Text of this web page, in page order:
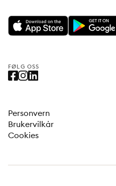
FØLG OSS
Personvern
Brukervilkår
Cookies